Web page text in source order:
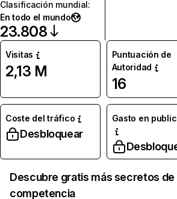
Clasificación mundial:
En todo el mundo
23.808
Visitas
2,13 M
Puntuación de
Autoridad
16
Coste del tráfico
Desbloquear
Gasto en
Descubre gratis más secretos de
competencia